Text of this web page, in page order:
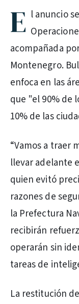
E l anuncio
acompañada
Montenegro.
enfoca en las
que "el 90% de
10% de las
“Vamos a traer
llevar adelante
quien evitó
razones de
la Prefectura
recibirán
operarán sin
tareas de
La restitución